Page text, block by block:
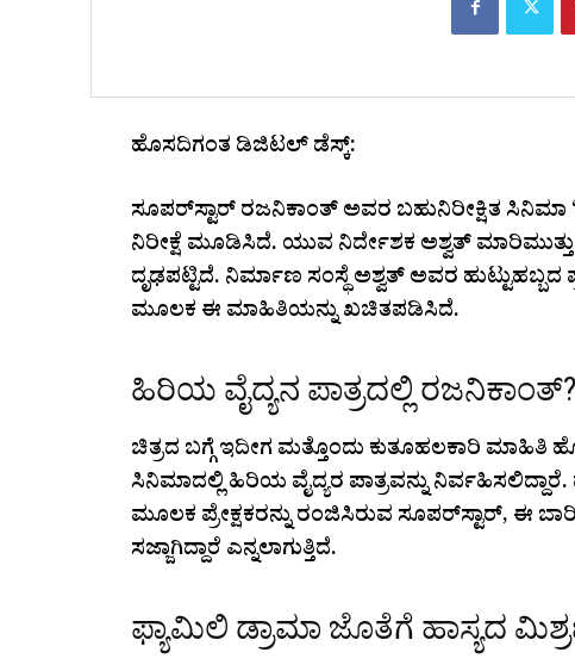
ಹೊಸದಿಗಂತ ಡಿಜಿಟಲ್ ಡೆಸ್ಕ್:
ಸೂಪರ್‌ಸ್ಟಾರ್ ರಜನಿಕಾಂತ್ ಅವರ ಬಹುನಿರೀಕ್ಷಿತ ಸಿನಿಮಾ
ನಿರೀಕ್ಷೆ ಮೂಡಿಸಿದೆ. ಯುವ ನಿರ್ದೇಶಕ ಅಶ್ವತ್ ಮಾರಿಮುತ್ತು
ದೃಢಪಟ್ಟಿದೆ. ನಿರ್ಮಾಣ ಸಂಸ್ಥೆ ಅಶ್ವತ್ ಅವರ
ಮೂಲಕ ಈ ಮಾಹಿತಿಯನ್ನು ಖಚಿತಪಡಿಸಿದೆ.
ಹಿರಿಯ ವೈದ್ಯನ ಪಾತ್ರದಲ್ಲಿ ರಜನಿಕಾಂತ್?
ಚಿತ್ರದ ಬಗ್ಗೆ ಇದೀಗ ಮತ್ತೊಂದು ಕುತೂಹಲಕಾರಿ ಮಾಹಿತಿ
ಸಿನಿಮಾದಲ್ಲಿ ಹಿರಿಯ ವೈದ್ಯರ ಪಾತ್ರವನ್ನು
ಮೂಲಕ ಪ್ರೇಕ್ಷಕರನ್ನು ರಂಜಿಸಿರುವ ಸೂಪರ್‌ಸ್ಟಾರ್, ಈ
ಸಜ್ಜಾಗಿದ್ದಾರೆ ಎನ್ನಲಾಗುತ್ತಿದೆ.
ಫ್ಯಾಮಿಲಿ ಡ್ರಾಮಾ ಜೊತೆಗೆ ಹಾಸ್ಯದ